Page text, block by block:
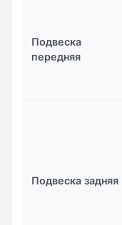
Подвеска
передняя
Подвеска задняя